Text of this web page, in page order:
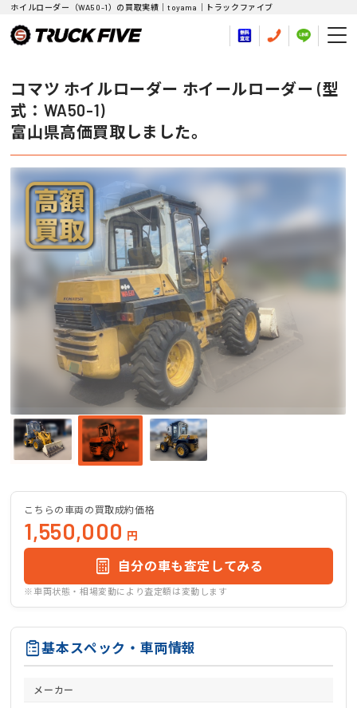
ホイルローダー（WA50-1）の買取実績｜toyama｜トラックファイブ
コマツ ホイルローダー ホイールローダー (型
式：WA50-1)
富山県高価買取しました。
こちらの車両の買取成約価格
1,550,000 円
自分の車も査定してみる
※車両状態・相場変動により査定額は変動します
基本スペック・車両情報
メーカー